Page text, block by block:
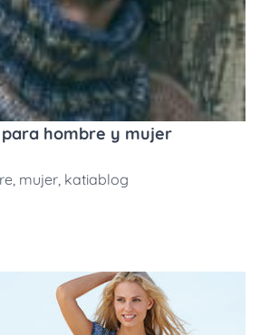
hombre y mujer
, mujer, katiablog